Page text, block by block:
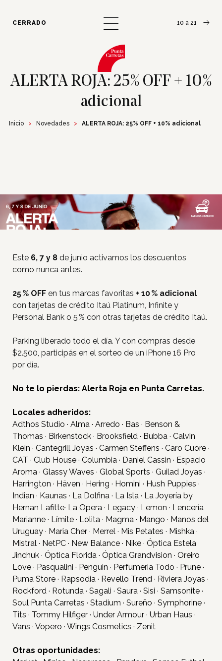
¿Cómo llegar? Escribinos
Inicio
Tiendas
Novedades
Gift Cards y Colectivos
Programas
Cine
Pet Friendly
CERRADO 10 a 21
Inicio Novedades ALERTA ROJA: 25% OFF + 10% adicional
ALERTA ROJA: 25% OFF + 10%
adicional
Este 6, 7 y 8 de junio activamos los descuentos
como nunca antes.
25 % OFF en tus marcas favoritas + 10 % adicional
con tarjetas de crédito Itaú Platinum, Infinite y
Personal Bank o 5 % con otras tarjetas de crédito Itaú.
Parking liberado todo el día. Y con compras desde
$2.500, participás en el sorteo de un iPhone 16 Pro
por día.
No te lo pierdas: Alerta Roja en Punta Carretas.
Locales adheridos:
Adthos Studio · Alma · Arredo · Bas · Benson &
Thomas · Birkenstock · Brooksfield · Bubba · Calvin
Klein · Cantegrill Joyas · Carmen Steffens · Caro Cuore ·
CAT · Club House · Columbia · Daniel Cassin · Espacio
Aroma · Glassy Waves · Global Sports · Guilad Joyas ·
Harrington · Häven · Hering · Homini · Hush Puppies ·
Indian · Kaunas · La Dolfina · La Isla · La Joyería by
Hernan Lafitte· La Opera · Legacy · Lemon · Lencería
Marianne · Límite · Lolita · Magma · Mango · Manos del
Uruguay · Maria Cher · Merrel · Mis Petates · Mishka ·
Mistral · NetPC · New Balance · Nike · Óptica Estela
Jinchuk · Óptica Florida · Óptica Grandvision · Oreiro
Love · Pasqualini · Penguin · Perfumeria Todo · Prune ·
Puma Store · Rapsodia · Revello Trend · Riviera Joyas ·
Rockford · Rotunda · Sagali · Saura · Sisi · Samsonite ·
Soul Punta Carretas · Stadium · Sureño · Symphorine ·
Tits · Tommy Hilfiger · Under Armour · Urban Haus ·
Vans · Vopero · Wings Cosmetics · Zenit
Otras oportunidades: